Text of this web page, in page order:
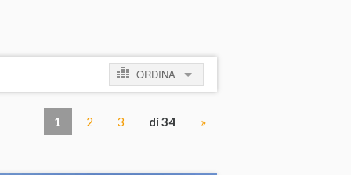
ORDINA
1 2 3 di 34 »